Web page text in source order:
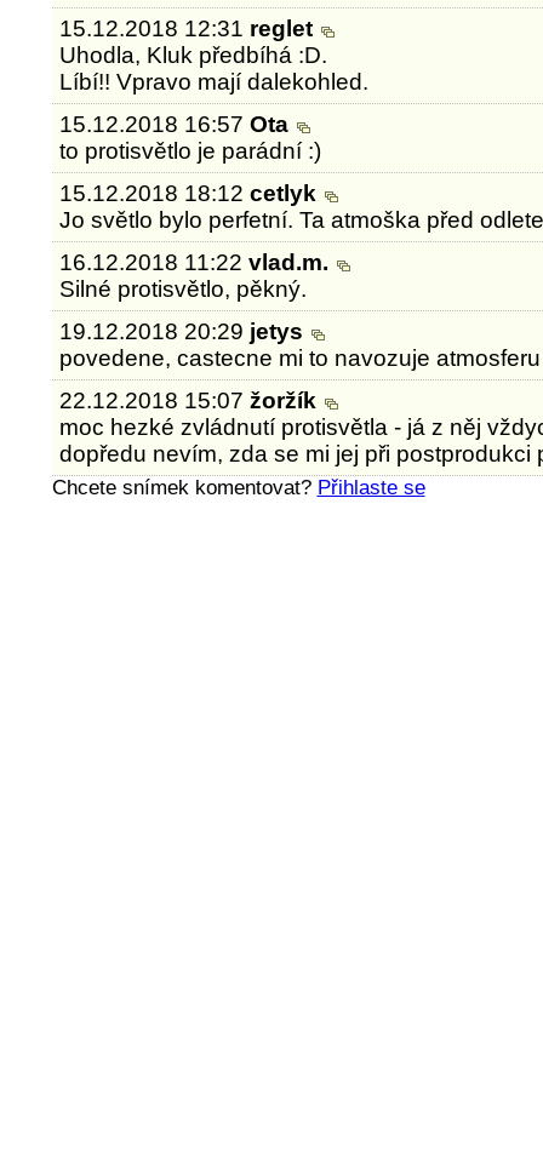
15.12.2018 12:31 reglet
Uhodla, Kluk předbíhá :D.
Líbí!! Vpravo mají dalekohled.
15.12.2018 16:57Ota
to protisvětlo je parádní :)
15.12.2018 18:12cetlyk
Jo světlo bylo perfetní. Ta atmoška před
16.12.2018 11:22vlad.m.
Silné protisvětlo, pěkný.
19.12.2018 20:29 jetys
povedene, castecne mi to navozuje
22.12.2018 15:07žoržík
moc hezké zvládnutí protisvětla - já z něj
dopředu nevím, zda se mi jej při postprodukci
Chcete snímek komentovat? Přihlaste se